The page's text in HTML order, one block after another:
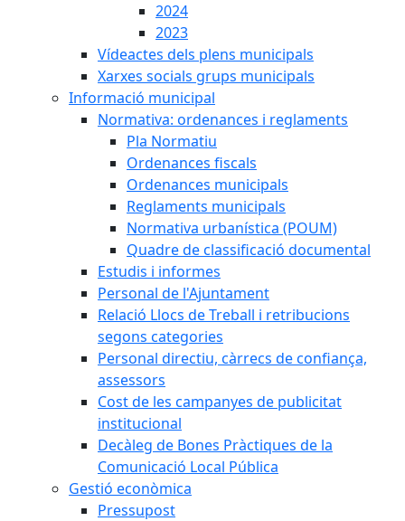
2024
2023
Vídeactes dels plens municipals
Xarxes socials grups municipals
Informació municipal
Normativa: ordenances i reglaments
Pla Normatiu
Ordenances fiscals
Ordenances municipals
Reglaments municipals
Normativa urbanística (POUM)
Quadre de classificació documental
Estudis i informes
Personal de l'Ajuntament
Relació Llocs de Treball i retribucions
segons categories
Personal directiu, càrrecs de confiança,
assessors
Cost de les campanyes de publicitat
institucional
Decàleg de Bones Pràctiques de la
Comunicació Local Pública
Gestió econòmica
Pressupost